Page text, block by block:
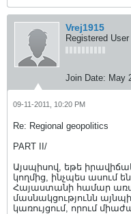
Vrej1915
Registered User
Join Date: May
09-11-2011, 10:20 PM
Re: Regional geopolitics
PART II/
Այսպիսով, եթե
կողմից, ինչպես ասում
Հայաստանի համար
մասնակցությունն
կառույցում, որում